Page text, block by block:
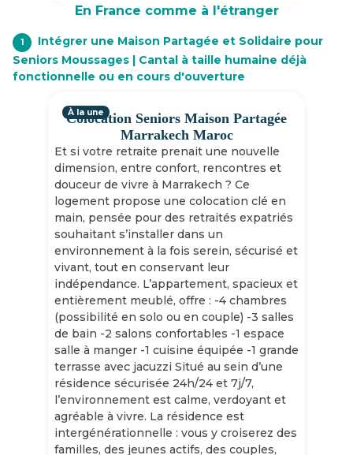
En France comme à l'étranger
1
Intégrer une Maison Partagée et Solidaire pour
Seniors Moussages | Cantal à taille humaine déjà
fonctionnelle ou en cours d'ouverture
Colocation Seniors Maison Partagée
Marrakech Maroc
Et si votre retraite prenait une nouvelle
dimension, entre confort, rencontres et
douceur de vivre à Marrakech ? Ce
logement propose une colocation clé en
main, pensée pour des retraités expatriés
souhaitant s’installer dans un
environnement à la fois serein, sécurisé et
vivant, tout en conservant leur
indépendance. L’appartement, spacieux et
entièrement meublé, offre : -4 chambres
(possibilité en solo ou en couple) -3 salles
de bain -2 salons confortables -1 espace
salle à manger -1 cuisine équipée -1 grande
terrasse avec jacuzzi Situé au sein d’une
résidence sécurisée 24h/24 et 7j/7,
l’environnement est calme, verdoyant et
agréable à vivre. La résidence est
intergénérationnelle : vous y croiserez des
familles, des jeunes actifs, des couples,
À la une